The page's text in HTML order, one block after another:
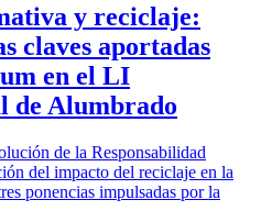
y reciclaje:
claves aportadas
en el LI
de Alumbrado
de la Responsabilidad
del impacto del reciclaje en la
ponencias impulsadas por la